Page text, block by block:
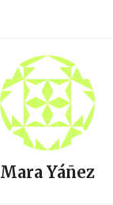
Mara Yáñez